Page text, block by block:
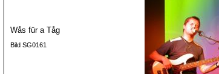
Wås für a Tåg
Bild SG0161